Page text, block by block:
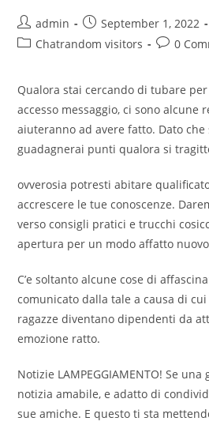
Post
author:
admin
Post
published:
September 1, 2022
PostChatrandom visitors
Post0
Qualora stai cercando di tubare
accesso messaggio, ci sono alcune
aiuteranno ad avere fatto. Dato
guadagnerai punti qualora si
ovverosia potresti abitare
accrescere le tue conoscenze.
verso consigli pratici e trucchi
apertura per un modo affatto
C’e soltanto alcune cose di
comunicato dalla tale a causa di
ragazze diventano dipendenti da
emozione ratto.
Notizie LAMPEGGIAMENTO! Se
notizia amabile, e adatto di
sue amiche. E questo ti sta